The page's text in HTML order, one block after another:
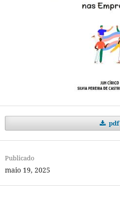
pdf
Publicado
maio 19, 2025